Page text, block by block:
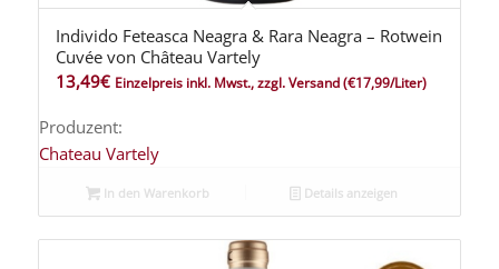
Individo Feteasca Neagra & Rara Neagra – Rotwein
Cuvée von Château Vartely
13,49€ Einzelpreis inkl. Mwst., zzgl. Versand(€17,99/Liter)
Produzent:
Chateau Vartely
In den Warenkorb Details anzeigen